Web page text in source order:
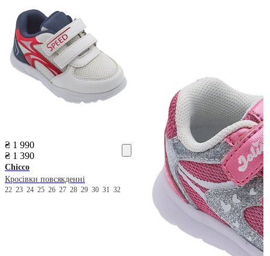
₴ 1 990
₴ 1 390
Chicco
Кросівки повсякденні
22 23 24 25 26 27 28 29 30 31 32